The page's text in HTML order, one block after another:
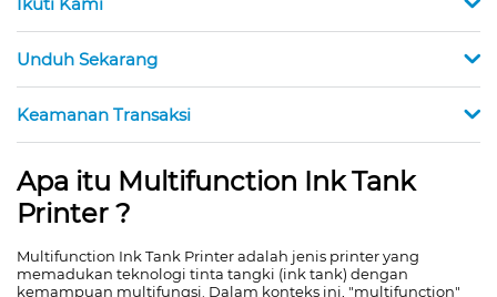
Unduh Sekarang
Keamanan Transaksi
Apa itu Multifunction Ink Tank
Printer ?
Multifunction Ink Tank Printer adalah jenis printer yang
memadukan teknologi tinta tangki (ink tank) dengan
kemampuan multifungsi. Dalam konteks ini, "multifunction"